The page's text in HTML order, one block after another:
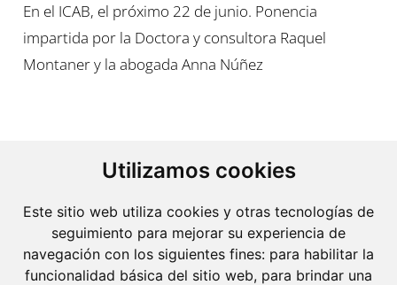
Utilizamos cookies
Este sitio web utiliza cookies y otras tecnologías de
seguimiento para mejorar su experiencia de
navegación con los siguientes fines: para habilitar la
funcionalidad básica del sitio web, para brindar una
En el ICAB, el próximo 22 de junio. Ponencia
impartida por la Doctora y consultora Raquel
Montaner y la abogada Anna Núñez
Molins Defensa Penal